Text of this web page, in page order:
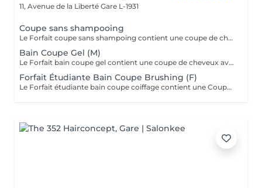
11, Avenue de la Liberté Gare L-1931
Coupe sans shampooing
Le Forfait coupe sans shampoing contient une coupe de cheveux sans shampoing pour les étudiants. En cas de questions veuillez appeler au +352 26 35 02 89.
Bain Coupe Gel (M)
Le Forfait bain coupe gel contient une coupe de cheveux avec shampoing et l'application d'un produit de finition (Gel, Cire, Laque, etc.) pour les étudiants. En cas de questions veuillez appeler au +352 26 35 02 89.
Forfait Étudiante Bain Coupe Brushing (F)
Le Forfait étudiante bain coupe coiffage contient une Coupe et un Brushing pour les étudiantes. Dépendant de la longueur des cheveux, le prix peut varier. En cas de questions veuillez appeler au +352 26 35 02 89.